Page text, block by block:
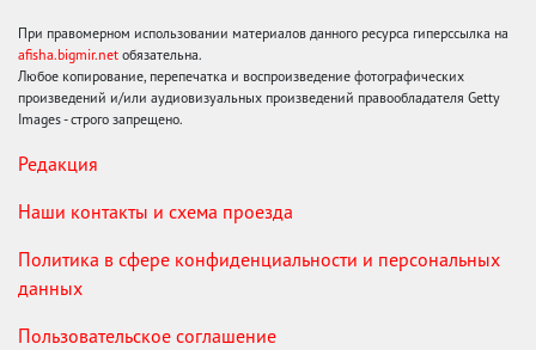
При правомерном использовании материалов данного ресурса гиперссылка на
afisha.bigmir.net обязательна.
Любое копирование, перепечатка и воспроизведение фотографических
произведений и/или аудиовизуальных произведений правообладателя Getty
Images - строго запрещено.
Редакция
Наши контакты и схема проезда
Политика в сфере конфиденциальности и персональных
данных
Пользовательское соглашение